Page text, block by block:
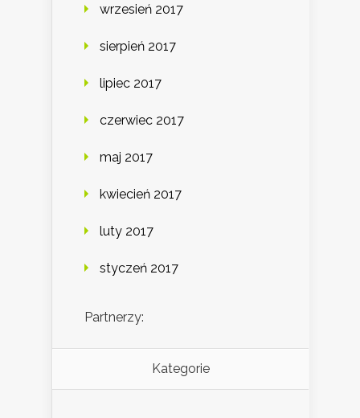
wrzesień 2017
sierpień 2017
lipiec 2017
czerwiec 2017
maj 2017
kwiecień 2017
luty 2017
styczeń 2017
Partnerzy:
Kategorie